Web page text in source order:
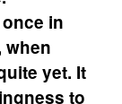
in
when
yet. It
to